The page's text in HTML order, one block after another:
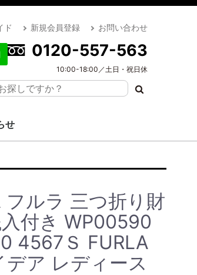
ド 新規会員登録 お問い合わせ
0120-557-563
10:00-18:00／土日・祝日休
せ
フルラ 三つ折り財
付き WP00590
4567Ｓ FURLA
デア レディース